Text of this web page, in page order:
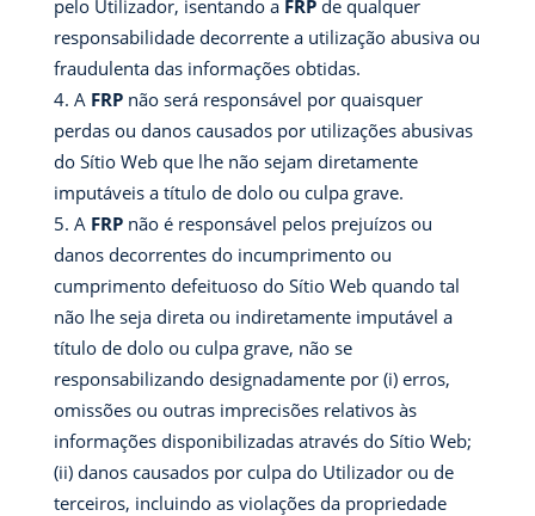
pelo Utilizador, isentando a FRPde qualquer
responsabilidade decorrente a utilização abusiva ou
fraudulenta das informações obtidas.
A FRPnão será responsável por quaisquer
perdas ou danos causados por utilizações abusivas
do Sítio Web que lhe não sejam diretamente
imputáveis a título de dolo ou culpa grave.
A FRP não é responsável pelos prejuízos ou
danos decorrentes do incumprimento ou
cumprimento defeituoso do Sítio Web quando tal
não lhe seja direta ou indiretamente imputável a
título de dolo ou culpa grave, não se
responsabilizando designadamente por (i) erros,
omissões ou outras imprecisões relativos às
informações disponibilizadas através do Sítio Web;
(ii) danos causados por culpa do Utilizador ou de
terceiros, incluindo as violações da propriedade